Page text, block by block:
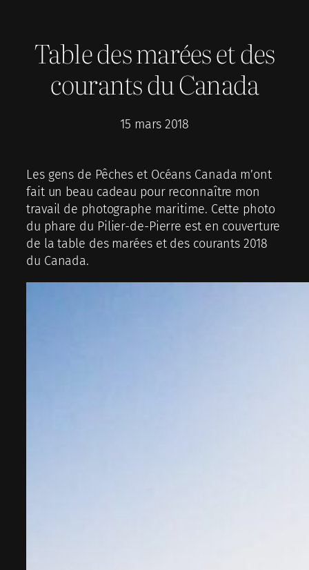
Table des marées et des
courants du Canada
15 mars 2018
Les gens de Pêches et Océans Canada m’ont
fait un beau cadeau pour reconnaître mon
travail de photographe maritime. Cette photo
du phare du Pilier-de-Pierre est en couverture
de la table des marées et des courants 2018
du Canada.